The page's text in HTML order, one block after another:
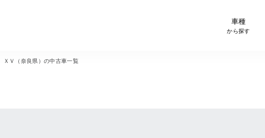
車種
から探す
ＸＶ（奈良県）の中古車一覧